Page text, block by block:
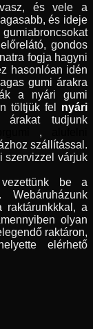
és vele a
és ideje
gondos
fogja hagyni
hasonlóan idén
gumi árakra
a nyári gumi
töltjük fel nyári
tudjunk
,
szállítással.
szervizzel várjuk
vezettünk be a
Webáruházunk
raktárunkkkal, a
olyan
raktáron,
elérhető